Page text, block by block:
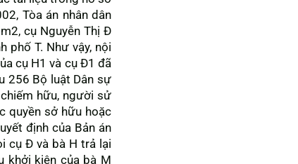
Tòa án nhân dân
cụ Nguyễn Thị Đ
phố T. Như vậy, nội
cụ H1 và cụ Đ1 đã
256 Bộ luật Dân sự
hữu, người sử
quyền sở hữu hoặc
định của Bản án
cụ Đ và bà H trả lại
khởi kiện của bà M